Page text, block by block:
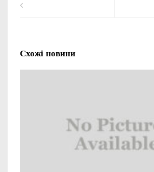
Схожі новини